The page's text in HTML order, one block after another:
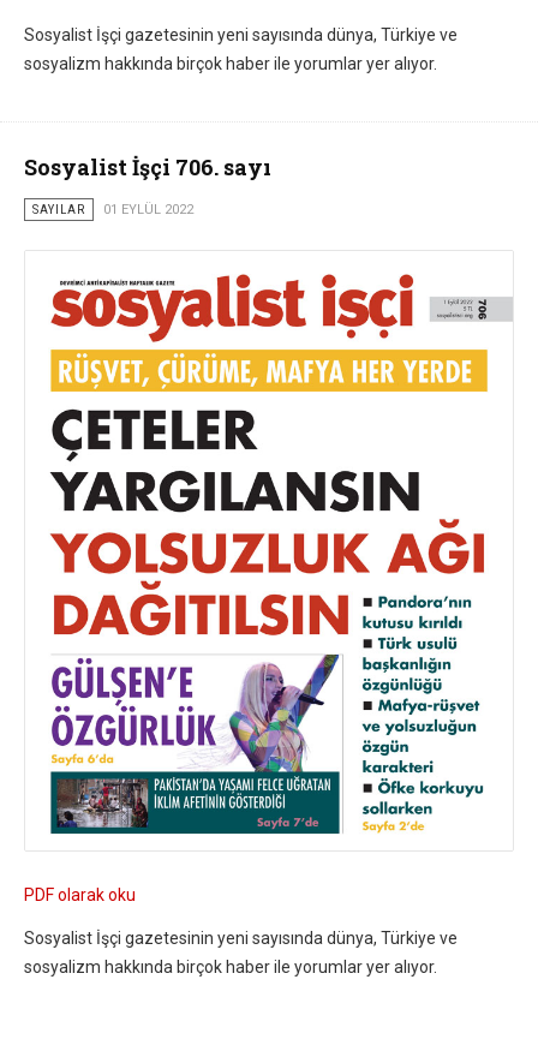
Sosyalist İşçi gazetesinin yeni sayısında dünya, Türkiye ve
sosyalizm hakkında birçok haber ile yorumlar yer alıyor.
Sosyalist İşçi 706. sayı
SAYILAR 01 EYLÜL 2022
PDF olarak oku
Sosyalist İşçi gazetesinin yeni sayısında dünya, Türkiye ve
sosyalizm hakkında birçok haber ile yorumlar yer alıyor.